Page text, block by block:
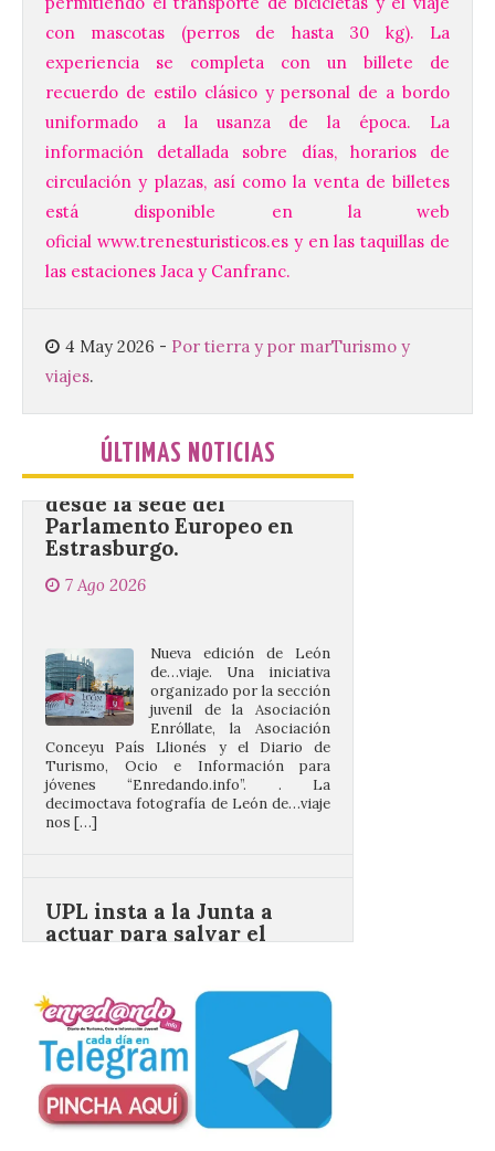
con mascotas (perros de hasta 30 kg). La
experiencia se completa con un billete de
recuerdo de estilo clásico y personal de a bordo
uniformado a la usanza de la época. La
información detallada sobre días, horarios de
circulación y plazas, así como la venta de billetes
está disponible en la web
oficial www.trenesturisticos.esy en las taquillas de
las estaciones Jaca y Canfranc.
4 May 2026 - Por tierra y por marTurismo y
viajes.
ÚLTIMAS NOTICIAS
de Dulces del Convento a
Gradefes
7 Ago 2026
Tendrá lugar el 9 de
agosto en los aledaños del
monasterio cisterciense
de Santa María la Real de
Gradefes. Una cita
imprescindible para disfrutar de los
mejores dulces conventuales, tradición,
cultura y un ambiente único. El
La decimoctava fotografía
de León de…viaje nos llega
desde la sede del
Parlamento Europeo en
Estrasburgo.
7 Ago 2026
organizado por la sección
juvenil de la Asociación
Enróllate, la Asociación
Conceyu País Llionés y el Diario de
Turismo, Ocio e Información para
jóvenes “Enredando.info”. . La
decimoctava fotografía de León de…viaje
nos […]
castillo del Asmesnal, un
BIC en estado de ruina
Un Bien de Interés
Cultural abandonado
desde 1949. Los
procuradores leonesistas
plantean que la Junta
contacte cuanto antes con los